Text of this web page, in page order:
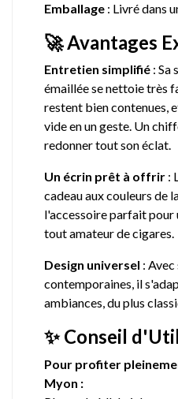
Emballage : Livré dans
🚀 Avantages
Entretien simplifié : Sa
émaillée se nettoie très
restent bien contenues,
vide en un geste. Un
redonner tout son éclat.
Un écrin prêt à offrir :
cadeau aux couleurs de
l'accessoire parfait pour
tout amateur de cigares.
Design universel :
contemporaines, il
ambiances, du plus
✨ Conseil
Pour profiter
Myon :